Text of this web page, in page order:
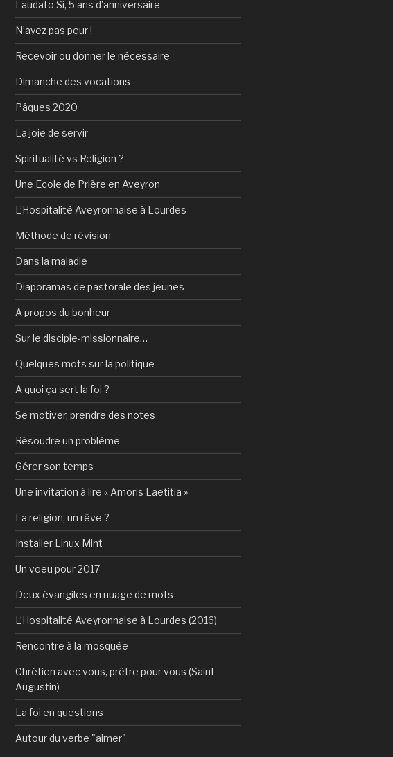
Laudato Si, 5 ans d’anniversaire
N’ayez pas peur !
Recevoir ou donner le nécessaire
Dimanche des vocations
Pâques 2020
La joie de servir
Spiritualité vs Religion ?
Une Ecole de Prière en Aveyron
L’Hospitalité Aveyronnaise à Lourdes
Méthode de révision
Dans la maladie
Diaporamas de pastorale des jeunes
A propos du bonheur
Sur le disciple-missionnaire…
Quelques mots sur la politique
A quoi ça sert la foi ?
Se motiver, prendre des notes
Résoudre un problème
Gérer son temps
Une invitation à lire « Amoris Laetitia »
La religion, un rêve ?
Installer Linux Mint
Un voeu pour 2017
Deux évangiles en nuage de mots
L’Hospitalité Aveyronnaise à Lourdes (2016)
Rencontre à la mosquée
Chrétien avec vous, prêtre pour vous (Saint
Augustin)
La foi en questions
Autour du verbe "aimer"